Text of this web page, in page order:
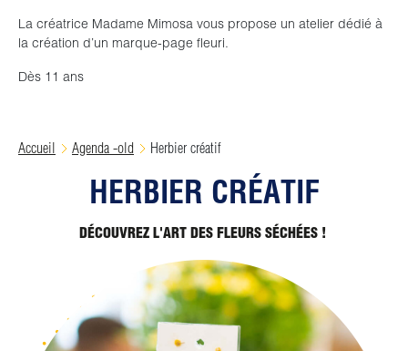
La créatrice Madame Mimosa vous propose un atelier dédié à
la création d’un marque-page fleuri.
Dès 11 ans
Accueil Agenda -old Herbier créatif
HERBIER CRÉATIF
DÉCOUVREZ L'ART DES FLEURS SÉCHÉES !